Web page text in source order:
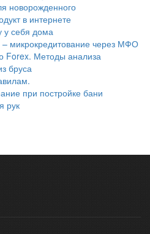
новорожденного
в интернете
у себя дома
– микрокредитование через МФО
Forex. Методы анализа
бруса
при постройке бани
рук